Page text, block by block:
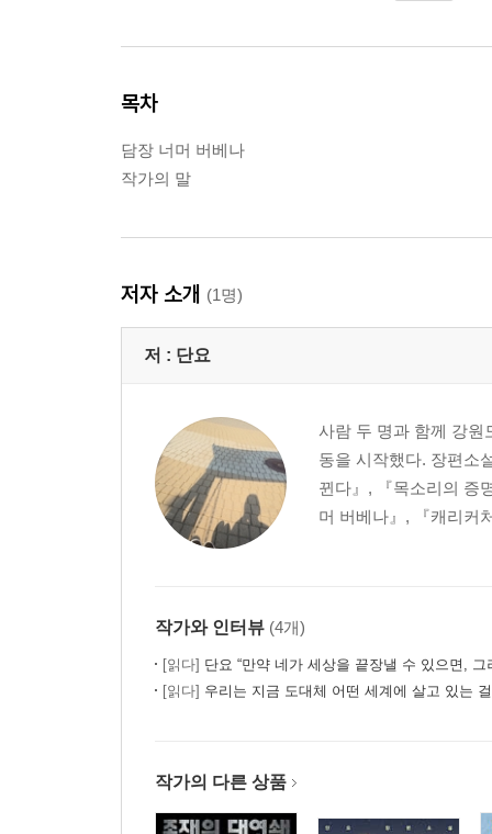
목차
담장 너머 버베나
작가의 말
저자 소개 (1명)
저 : 단요
사람 두 명과 함께 강원
동을 시작했다. 장편소
뀐다』, 『목소리의 증
머 버베나』, 『캐리커
작가와 인터뷰 (4개)
[읽다] 단요 “만약 네가 세상을 끝장낼 수 있으면, 그
[읽다] 우리는 지금 도대체 어떤 세계에 살고 있는
작가의 다른 상품